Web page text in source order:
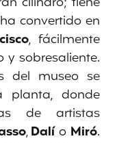
convertido en
, fácilmente
y sobresaliente.
del museo se
planta, donde
de artistas
,Dalío Miró.